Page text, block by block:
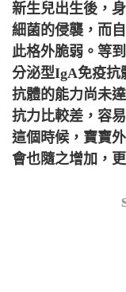
新生兒出生後，
細菌的侵襲，而
此格外脆弱。等
分泌型IgA免疫抗
抗體的能力尚未
抗力比較差，容
這個時候，寶寶
會也隨之增加，